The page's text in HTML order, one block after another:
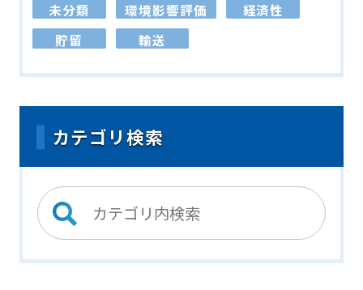
未分類
環境影響評価
経済性
貯留
輸送
カテゴリ検索